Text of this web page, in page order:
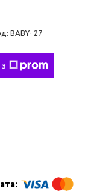
BABY- 27